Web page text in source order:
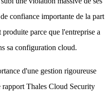
confiance importante de la part
parce que l'entreprise a
sa configuration cloud.
d'une gestion rigoureuse
rapport Thales Cloud Security